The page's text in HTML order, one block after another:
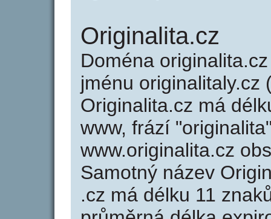
Originalita.cz
Doména
jménu originalitaly.cz
Originalita.cz má
www, frází
www.originalita.cz
Samotný název
.cz má délku 11